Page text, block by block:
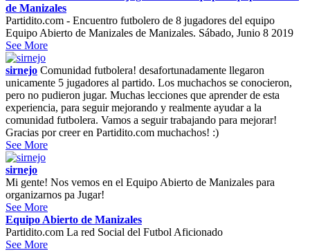
de Manizales
Partidito.com - Encuentro futbolero de 8 jugadores del equipo
Equipo Abierto de Manizales de Manizales. Sábado, Junio 8 2019
See More
sirnejo Comunidad futbolera! desafortunadamente llegaron
unicamente 5 jugadores al partido. Los muchachos se conocieron,
pero no pudieron jugar. Muchas lecciones que aprender de esta
experiencia, para seguir mejorando y realmente ayudar a la
comunidad futbolera. Vamos a seguir trabajando para mejorar!
Gracias por creer en Partidito.com muchachos! :)
See More
sirnejo
Mi gente! Nos vemos en el Equipo Abierto de Manizales para
organizarnos pa Jugar!
See More
Equipo Abierto de Manizales
Partidito.com La red Social del Futbol Aficionado
See More